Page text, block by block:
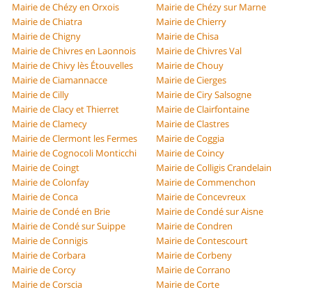
Mairie de Chézy en Orxois
Mairie de Chézy sur Marne
Mairie de Chiatra
Mairie de Chierry
Mairie de Chigny
Mairie de Chisa
Mairie de Chivres en Laonnois
Mairie de Chivres Val
Mairie de Chivy lès Étouvelles
Mairie de Chouy
Mairie de Ciamannacce
Mairie de Cierges
Mairie de Cilly
Mairie de Ciry Salsogne
Mairie de Clacy et Thierret
Mairie de Clairfontaine
Mairie de Clamecy
Mairie de Clastres
Mairie de Clermont les Fermes
Mairie de Coggia
Mairie de Cognocoli Monticchi
Mairie de Coincy
Mairie de Coingt
Mairie de Colligis Crandelain
Mairie de Colonfay
Mairie de Commenchon
Mairie de Conca
Mairie de Concevreux
Mairie de Condé en Brie
Mairie de Condé sur Aisne
Mairie de Condé sur Suippe
Mairie de Condren
Mairie de Connigis
Mairie de Contescourt
Mairie de Corbara
Mairie de Corbeny
Mairie de Corcy
Mairie de Corrano
Mairie de Corscia
Mairie de Corte